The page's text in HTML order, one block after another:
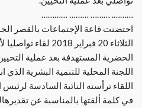
………. ……… ……… …………
احتضنت قاعة الإجتماعات بالقصر
الثلاثاء 20 فبراير
الحضرية المستهدفة بعد عملية
اللجنة المحلية للتنمية البشرية الذي انعقد يوم 15
اللقاء ترأسته النائبة السادسة
في كلمة ألقتها بالمناسبة عن تقديرها